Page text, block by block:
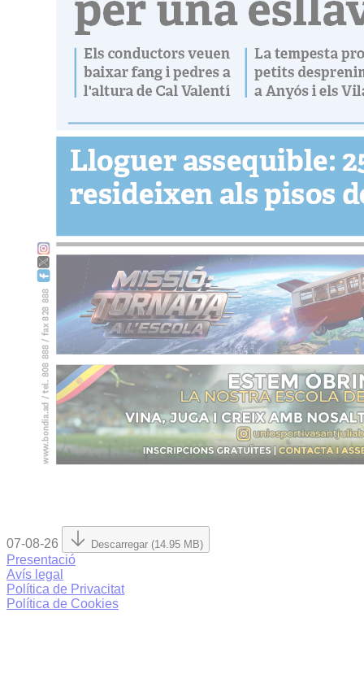
07-08-26 Descarregar (14.95 MB)
Presentació
Avís legal
Política de Privacitat
Política de Cookies